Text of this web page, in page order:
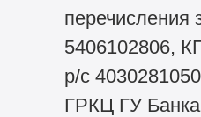
перечисления
5406102806,
р/с
ГРКЦ ГУ